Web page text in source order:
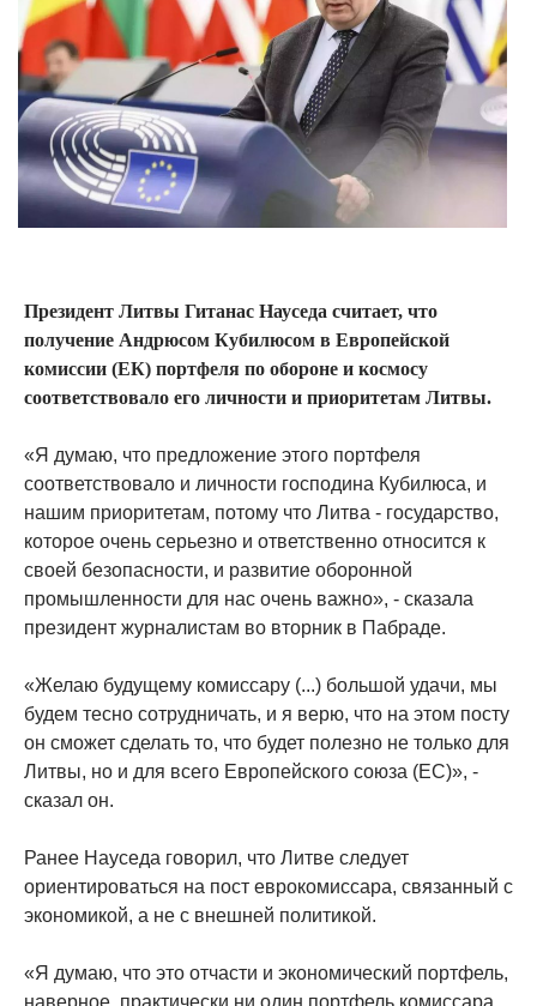
Президент Литвы Гитанас Науседа считает, что
получение Андрюсом Кубилюсом в Европейской
комиссии (ЕК) портфеля по обороне и космосу
соответствовало его личности и приоритетам Литвы.
«Я думаю, что предложение этого портфеля
соответствовало и личности господина Кубилюса, и
нашим приоритетам, потому что Литва - государство,
которое очень серьезно и ответственно относится к
своей безопасности, и развитие оборонной
промышленности для нас очень важно», - сказала
президент журналистам во вторник в Пабраде.
«Желаю будущему комиссару (...) большой удачи, мы
будем тесно сотрудничать, и я верю, что на этом посту
он сможет сделать то, что будет полезно не только для
Литвы, но и для всего Европейского союза (ЕС)», -
сказал он.
Ранее Науседа говорил, что Литве следует
ориентироваться на пост еврокомиссара, связанный с
экономикой, а не с внешней политикой.
«Я думаю, что это отчасти и экономический портфель,